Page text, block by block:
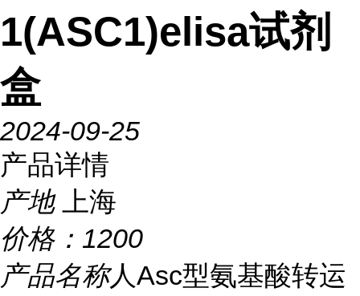
1(ASC1)elisa试剂
盒
2024-09-25
产品详情
产地
上海
价格： 1200
产品名称人Asc型氨基酸转运